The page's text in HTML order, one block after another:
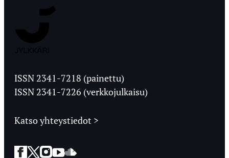
Ylioppilaslehti
ISSN 2341-7218 (painettu)
ISSN 2341-7226 (verkkojulkaisu)
Katso yhteystiedot >
Facebook
Twitter
Instagram
YouTube
SoundCloud